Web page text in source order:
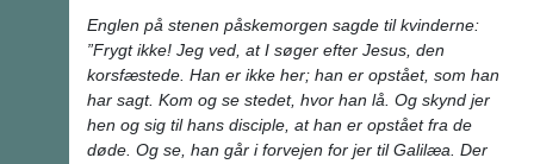
Englen på stenen påskemorgen sagde til kvinderne:
”Frygt ikke! Jeg ved, at I søger efter Jesus, den
korsfæstede. Han er ikke her; han er opstået, som han
har sagt. Kom og se stedet, hvor han lå. Og skynd jer
hen og sig til hans disciple, at han er opstået fra de
døde. Og se, han går i forvejen for jer til Galilæa. Der